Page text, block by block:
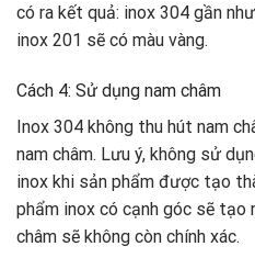
có ra kết quả: inox 304 gần
inox 201 sẽ có màu vàng.
Cách 4: Sử dụng nam châm
Inox 304 không thu hút nam
nam châm. Lưu ý, không sử
inox khi sản phẩm được tạo
phẩm inox có cạnh góc sẽ tạo
châm sẽ không còn chính xác.